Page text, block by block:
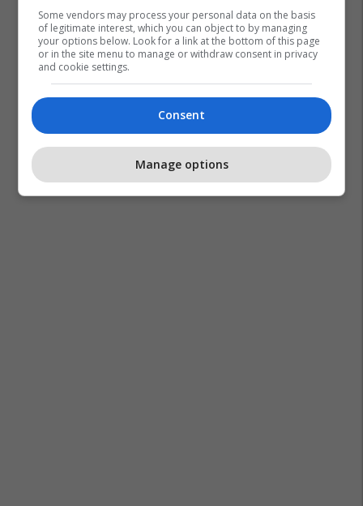
Rodrygo Goes Liverpool
Some vendors may process your personal data on the basis
of legitimate interest, which you can object to by managing
your options below. Look for a link at the bottom of this page
or in the site menu to manage or withdraw consent in privacy
and cookie settings.
Consent
Manage options